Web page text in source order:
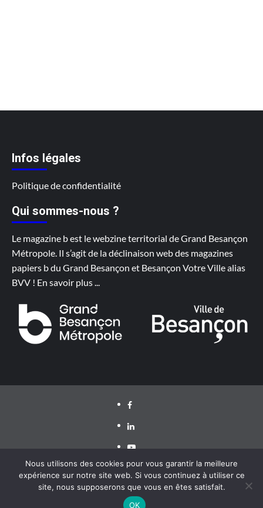
Infos légales
Politique de confidentialité
Qui sommes-nous ?
Le magazine b est le webzine territorial de Grand Besançon
Métropole. Il s’agit de la déclinaison web des magazines
papiers b du Grand Besançon et Besançon Votre Ville alias
BVV ! En savoir plus...
Facebook
LinkedIn
Youtube
Grand Besançon Métropole 2020 ©|CoverNewspar AF
themes
Nous utilisons des cookies pour vous garantir la meilleure
expérience sur notre site web. Si vous continuez à utiliser ce
site, nous supposerons que vous en êtes satisfait.
OK